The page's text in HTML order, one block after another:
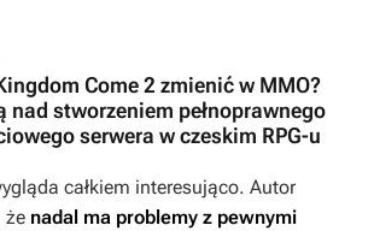
Come 2 zmienić w MMO?
nad stworzeniem pełnoprawnego
serwera w czeskim RPG-u
całkiem interesująco. Autor
że nadal ma problemy z pewnymi